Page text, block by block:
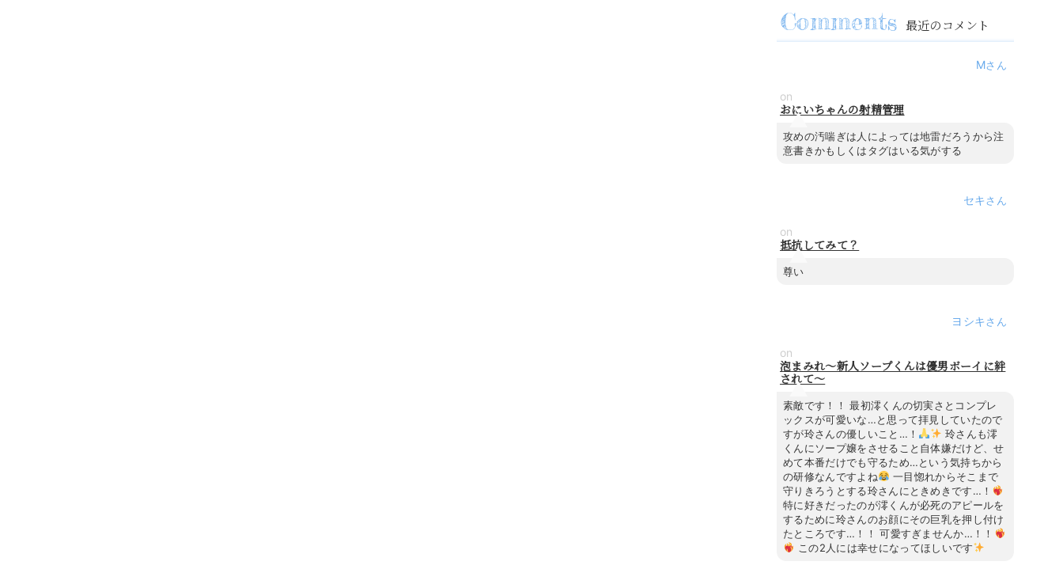
最近のコメント
M
on
おにいちゃんの射精管理
攻めの汚喘ぎは人によっては地雷だろうから注
意書きかもしくはタグはいる気がする
セキ
on
抵抗してみて？
尊い
ヨシキ
on
泡まみれ～新人ソープくんは優男ボーイに絆
されて～
素敵です！！ 最初澪くんの切実さとコンプレ
ックスが可愛いな…と思って拝見していたので
すが玲さんの優しいこと…！
玲さんも澪
くんにソープ嬢をさせること自体嫌だけど、せ
めて本番だけでも守るため…という気持ちから
の研修なんですよね
一目惚れからそこまで
守りきろうとする玲さんにときめきです…！
特に好きだったのが澪くんが必死のアピールを
するために玲さんのお顔にその巨乳を押し付け
たところです…！！ 可愛すぎませんか…！！
この2人には幸せになってほしいです